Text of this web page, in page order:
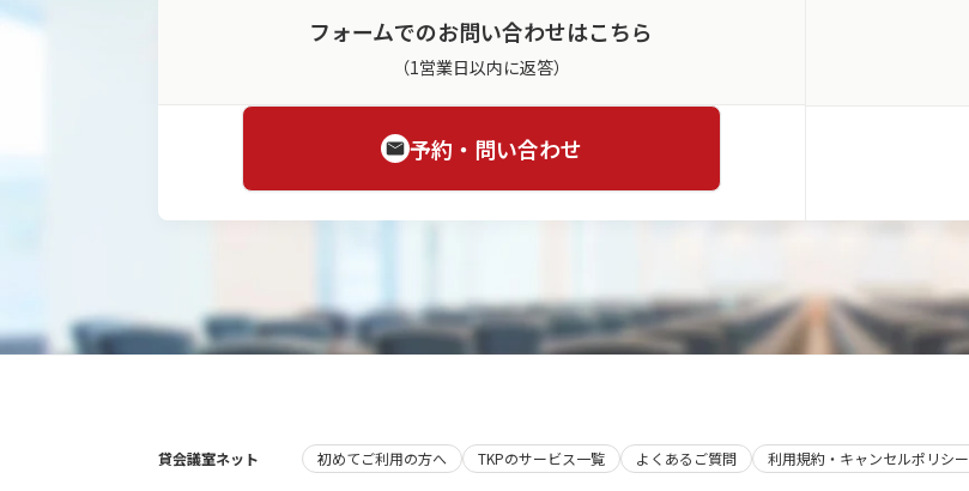
部会
ーン
は対
象外
とな
フォームでのお問い合わせはこちら
（1営業日以内に返答）
予約・問い合わせ
貸会議室ネット 初めてご利用の方へ TKPのサービス一覧 よくあるご質問 利用規約・キャンセルポリシー